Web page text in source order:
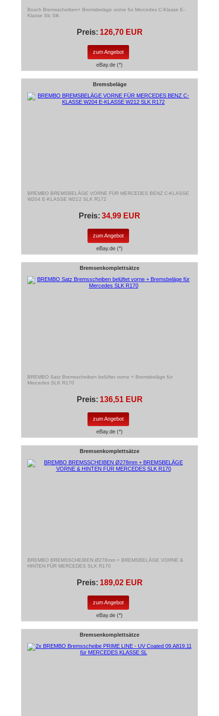
Bosch Bremsscheiben+ Bremsbeläge vorne für Mercedes C-Klasse E-
Klasse Slc Slk
Preis: 126,70 EUR
zum Angebot
eBay.de (*)
Bremsbeläge
BREMBO BREMSBELÄGE VORNE FÜR MERCEDES BENZ C-KLASSE
W204 E-KLASSE W212 SLK R172
Preis: 34,99 EUR
zum Angebot
eBay.de (*)
Bremsenkomplettsätze
BREMBO Satz Bremsscheiben belüftet vorne + Bremsbeläge für
Mercedes SLK R170
Preis: 136,51 EUR
zum Angebot
eBay.de (*)
Bremsenkomplettsätze
BREMBO BREMSSCHEIBEN Ø278mm + BREMSBELÄGE VORNE &
HINTEN FÜR MERCEDES SLK R170
Preis: 189,02 EUR
zum Angebot
eBay.de (*)
Bremsenkomplettsätze